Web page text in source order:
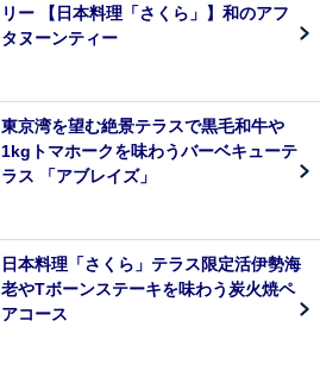
リー 【日本料理「さくら」】和のアフ
タヌーンティー
東京湾を望む絶景テラスで黒毛和牛や
1kgトマホークを味わうバーベキューテ
ラス 「アブレイズ」
日本料理「さくら」テラス限定活伊勢海
老やTボーンステーキを味わう炭火焼ペ
アコース